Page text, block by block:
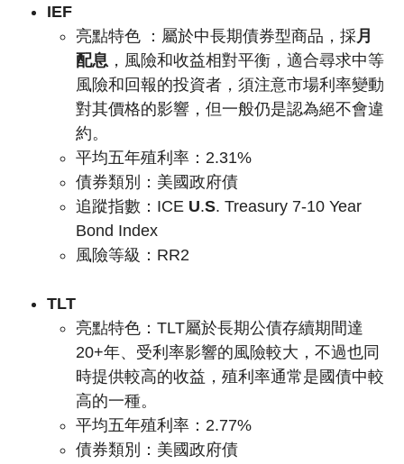
IEF
亮點特色 ： 屬於中長期債券型商品，採月
配息 ，風險和收益相對平衡，適合尋求中等
風險和回報的投資者，須注意市場利率變動
對其價格的影響，但一般仍是認為絕不會違
約。
平均五年殖利率：2.31%
債券類別：美國政府債
追蹤指數： ICE U.S. Treasury 7-10 Year
Bond Index
風險等級：RR2
TLT
亮點特色： TLT屬於長期公債存續期間達
20+年、受利率影響的風險較大，不過也同
時提供較高的收益，殖利率通常是國債中較
高的一種。
平均五年殖利率：2.77%
債券類別：美國政府債